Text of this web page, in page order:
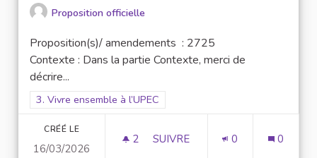
Proposition officielle
Proposition(s)/ amendements : 2725
Contexte : Dans la partie Contexte, merci de
décrire...
Filtrer les résultats pour le secteur : 3. Vivre ensemble à
3. Vivre ensemble à l’UPEC
CRÉÉ LE
16/03/2026
2 2 ABONNÉS
SUIVRE 0 0